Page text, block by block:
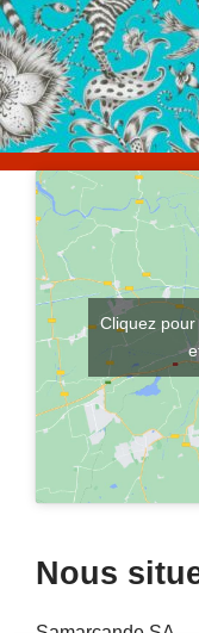
Cliquez
Nous